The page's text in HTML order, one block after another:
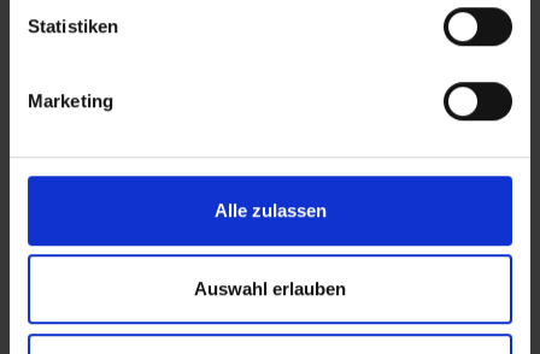
Statistiken
Marketing
Alle zulassen
Auswahl erlauben
REICH ist Zubehörspezialist für Freizeitfahrzeuge
der Wasserversorgung für Reisemobile und
sorgt REICH Water Solutions für reines